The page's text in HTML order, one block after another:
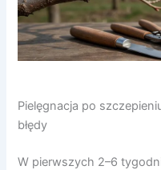
Pielęgnacja po
błędy
W pierwszych 2–6